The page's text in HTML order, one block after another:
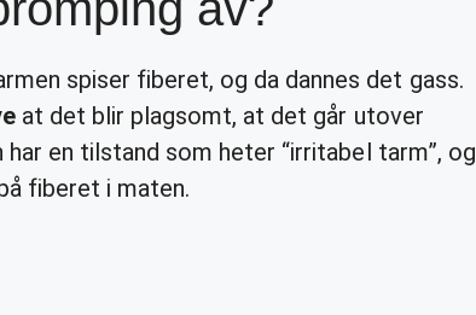
spiser fiberet, og da dannes det gass.
at det blir plagsomt, at det går utover
en tilstand som heter “irritabel tarm”, og
fiberet i maten.